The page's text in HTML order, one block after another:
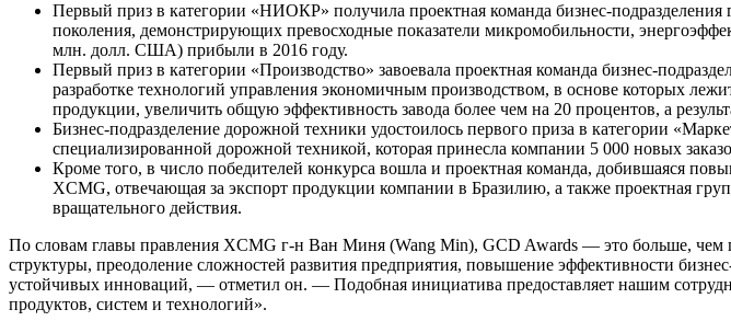
Первый приз в категории «НИОКР» получила проектная команда бизнес-
поколения, демонстрирующих превосходные показатели микромобильности,
млн. долл. США) прибыли в 2016 году.
Первый приз в категории «Производство» завоевала проектная команда бизнес-
разработке технологий управления экономичным производством, в основе которых
продукции, увеличить общую эффективность завода более чем на 20 процентов, а
Бизнес-подразделение дорожной техники удостоилось первого приза в категории
специализированной дорожной техникой, которая принесла компании 5 000 новых
Кроме того, в число победителей конкурса вошла и проектная команда, добившаяся
XCMG, отвечающая за экспорт продукции компании в Бразилию, а также проектная
вращательного действия.
По словам главы правления XCMG г-н Ван Миня (Wang Min), GCD Awards — это больше, чем
структуры, преодоление сложностей развития предприятия, повышение эффективности
устойчивых инноваций, — отметил он. — Подобная инициатива предоставляет нашим
продуктов, систем и технологий».